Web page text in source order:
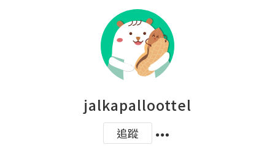
jalkapalloottel
追蹤